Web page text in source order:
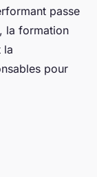
passe
la formation
la
pour